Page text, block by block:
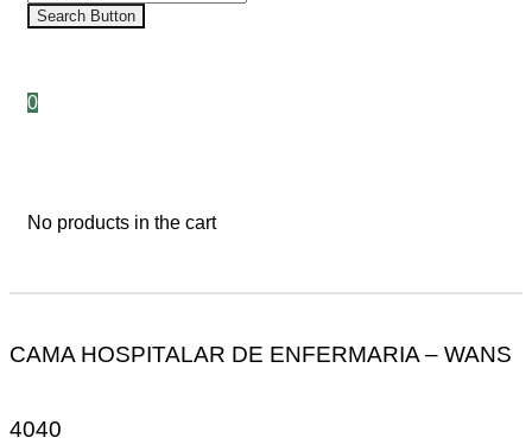
Search Button
0
No products in the cart
CAMA HOSPITALAR DE ENFERMARIA – WANS
4040